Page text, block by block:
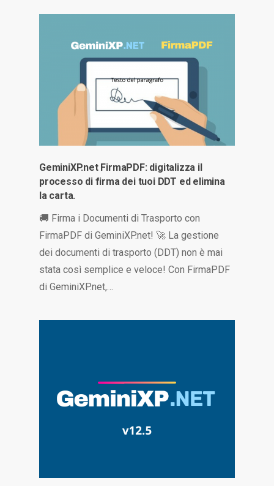
GeminiXP.net FirmaPDF: digitalizza il
processo di firma dei tuoi DDT ed elimina
la carta.
🚚 Firma i Documenti di Trasporto con
FirmaPDF di GeminiXP.net! 🚀 La gestione
dei documenti di trasporto (DDT) non è mai
stata così semplice e veloce! Con FirmaPDF
di GeminiXP.net,…